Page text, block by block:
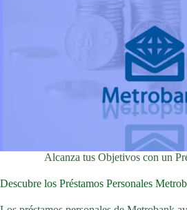
Alcanza tus Objetivos con un
Descubre los Préstamos Personales